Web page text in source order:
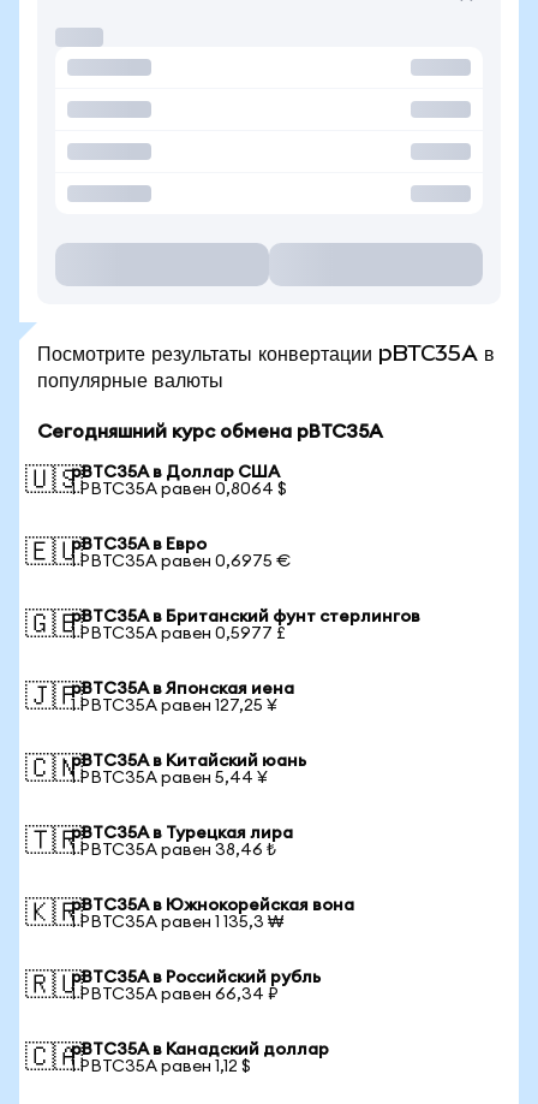
Посмотрите результаты конвертации pBTC35A в
популярные валюты
Сегодняшний курс обмена pBTC35A
🇺🇸pBTC35A в Доллар США
1 PBTC35A равен 0,8064 $
🇪🇺pBTC35A в Евро
1 PBTC35A равен 0,6975 €
🇬🇧pBTC35A в Британский фунт стерлингов
1 PBTC35A равен 0,5977 £
🇯🇵pBTC35A в Японская иена
1 PBTC35A равен 127,25 ¥
🇨🇳pBTC35A в Китайский юань
1 PBTC35A равен 5,44 ¥
🇹🇷pBTC35A в Турецкая лира
1 PBTC35A равен 38,46 ₺
🇰🇷pBTC35A в Южнокорейская вона
1 PBTC35A равен 1 135,3 ₩
🇷🇺pBTC35A в Российский рубль
1 PBTC35A равен 66,34 ₽
🇨🇦pBTC35A в Канадский доллар
1 PBTC35A равен 1,12 $